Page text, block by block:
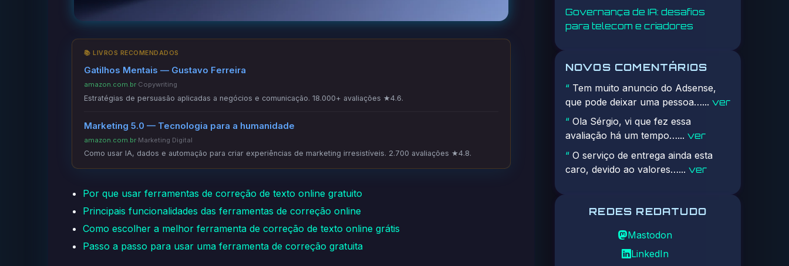
📚 LIVROS RECOMENDADOS
Gatilhos Mentais — Gustavo Ferreira
amazon.com.br·Copywriting
Estratégias de persuasão aplicadas a negócios e comunicação. 18.000+ avaliações ★4.6.
Marketing 5.0 — Tecnologia para a humanidade
amazon.com.br·Marketing Digital
Como usar IA, dados e automação para criar experiências de marketing irresistíveis. 2.700 avaliações ★4.8.
Por que usar ferramentas de correção de texto online gratuito
Principais funcionalidades das ferramentas de correção online
Como escolher a melhor ferramenta de correção de texto online grátis
Passo a passo para usar uma ferramenta de correção gratuita
Governança de IA: desafios
para telecom e criadores
NOVOS COMENTÁRIOS
“Tem muito anuncio do Adsense,
que pode deixar uma pessoa…... ver
“Ola Sérgio, vi que fez essa
avaliação há um tempo…... ver
“O serviço de entrega ainda esta
caro, devido ao valores…... ver
REDES REDATUDO
Mastodon
LinkedIn